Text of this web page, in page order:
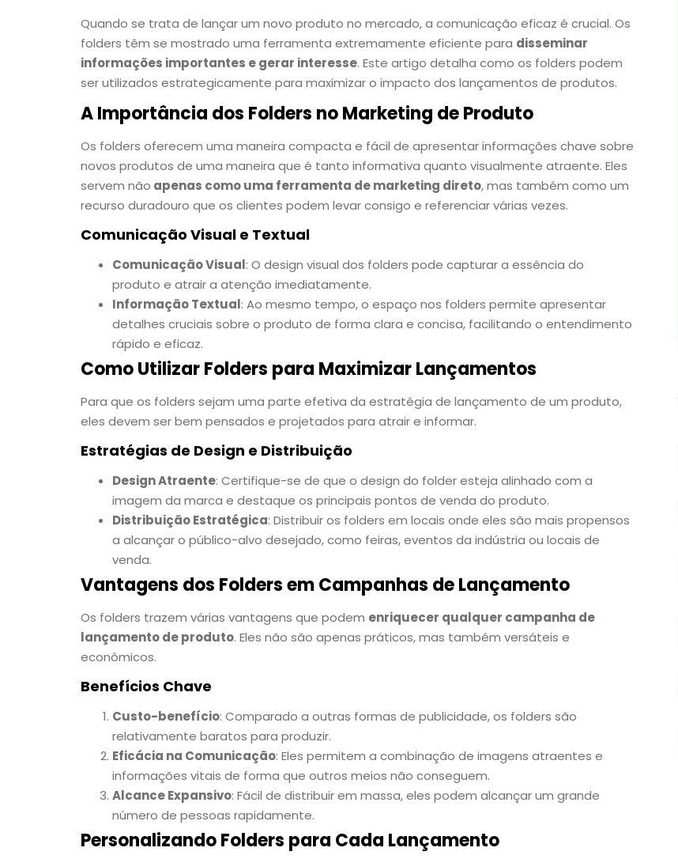
Quando se trata de lançar um novo produto no mercado, a comunicação eficaz é crucial. Os
folders têm se mostrado uma ferramenta extremamente eficiente para disseminar
informações importantes e gerar interesse. Este artigo detalha como os folders podem
ser utilizados estrategicamente para maximizar o impacto dos lançamentos de produtos.
A Importância dos Folders no Marketing de Produto
Os folders oferecem uma maneira compacta e fácil de apresentar informações chave sobre
novos produtos de uma maneira que é tanto informativa quanto visualmente atraente. Eles
servem não apenas como uma ferramenta de marketing direto, mas também como um
recurso duradouro que os clientes podem levar consigo e referenciar várias vezes.
Comunicação Visual e Textual
Comunicação Visual: O design visual dos folders pode capturar a essência do
produto e atrair a atenção imediatamente.
Informação Textual: Ao mesmo tempo, o espaço nos folders permite apresentar
detalhes cruciais sobre o produto de forma clara e concisa, facilitando o entendimento
rápido e eficaz.
Como Utilizar Folders para Maximizar Lançamentos
Para que os folders sejam uma parte efetiva da estratégia de lançamento de um produto,
eles devem ser bem pensados e projetados para atrair e informar.
Estratégias de Design e Distribuição
Design Atraente: Certifique-se de que o design do folder esteja alinhado com a
imagem da marca e destaque os principais pontos de venda do produto.
Distribuição Estratégica: Distribuir os folders em locais onde eles são mais propensos
a alcançar o público-alvo desejado, como feiras, eventos da indústria ou locais de
venda.
Vantagens dos Folders em Campanhas de Lançamento
Os folders trazem várias vantagens que podem enriquecer qualquer campanha de
lançamento de produto. Eles não são apenas práticos, mas também versáteis e
econômicos.
Benefícios Chave
Custo-benefício: Comparado a outras formas de publicidade, os folders são
relativamente baratos para produzir.
Eficácia na Comunicação: Eles permitem a combinação de imagens atraentes e
informações vitais de forma que outros meios não conseguem.
Alcance Expansivo: Fácil de distribuir em massa, eles podem alcançar um grande
número de pessoas rapidamente.
Personalizando Folders para Cada Lançamento